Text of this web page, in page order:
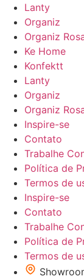
Lanty
Organiz
Organiz
Ke Home
Konfektt
Lanty
Organiz
Organiz
Inspire-se
Contato
Trabalhe
Política de
Termos de
Inspire-se
Contato
Trabalhe
Política de
Termos de